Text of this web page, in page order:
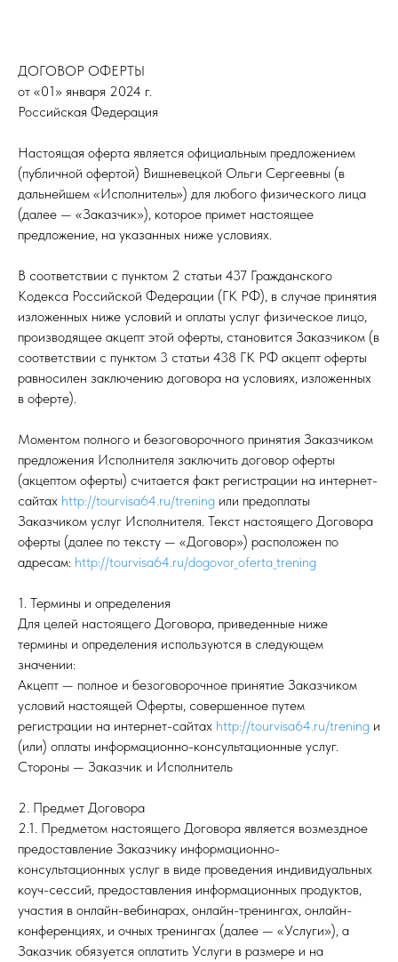
ДОГОВОР ОФЕРТЫ
от «01» января 2024 г.
Российская Федерация
Настоящая оферта является официальным предложением
(публичной офертой) Вишневецкой Ольги Сергеевны (в
дальнейшем «Исполнитель») для любого физического лица
(далее — «Заказчик»), которое примет настоящее
предложение, на указанных ниже условиях.
В соответствии с пунктом 2 статьи 437 Гражданского
Кодекса Российской Федерации (ГК РФ), в случае принятия
изложенных ниже условий и оплаты услуг физическое лицо,
производящее акцепт этой оферты, становится Заказчиком (в
соответствии с пунктом 3 статьи 438 ГК РФ акцепт оферты
равносилен заключению договора на условиях, изложенных
в оферте).
Моментом полного и безоговорочного принятия Заказчиком
предложения Исполнителя заключить договор оферты
(акцептом оферты) считается факт регистрации на интернет-
сайтах http://tourvisa64.ru/trening или предоплаты
Заказчиком услуг Исполнителя. Текст настоящего Договора
оферты (далее по тексту — «Договор») расположен по
адресам: http://tourvisa64.ru/dogovor_oferta_trening
1. Термины и определения
Для целей настоящего Договора, приведенные ниже
термины и определения используются в следующем
значении:
Акцепт — полное и безоговорочное принятие Заказчиком
условий настоящей Оферты, совершенное путем
регистрации на интернет-сайтах http://tourvisa64.ru/trening и
(или) оплаты информационно-консультационные услуг.
Стороны — Заказчик и Исполнитель
2. Предмет Договора
2.1. Предметом настоящего Договора является возмездное
предоставление Заказчику информационно-
консультационных услуг в виде проведения индивидуальных
коуч-сессий, предоставления информационных продуктов,
участия в онлайн-вебинарах, онлайн-тренингах, онлайн-
конференциях, и очных тренингах (далее — «Услуги»), а
Заказчик обязуется оплатить Услуги в размере и на